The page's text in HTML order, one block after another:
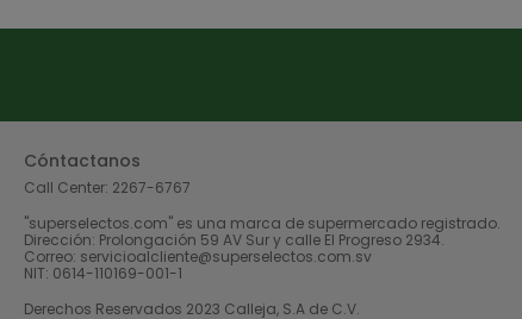
Cóntactanos
Call Center: 2267-6767
"superselectos.com" es una marca de supermercado registrado.
Dirección: Prolongación 59 AV Sur y calle El Progreso 2934.
Correo: servicioalcliente@superselectos.com.sv
NIT: 0614-110169-001-1
Derechos Reservados 2023 Calleja, S.A de C.V.